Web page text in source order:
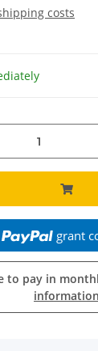
costs
grant
to pay in
information